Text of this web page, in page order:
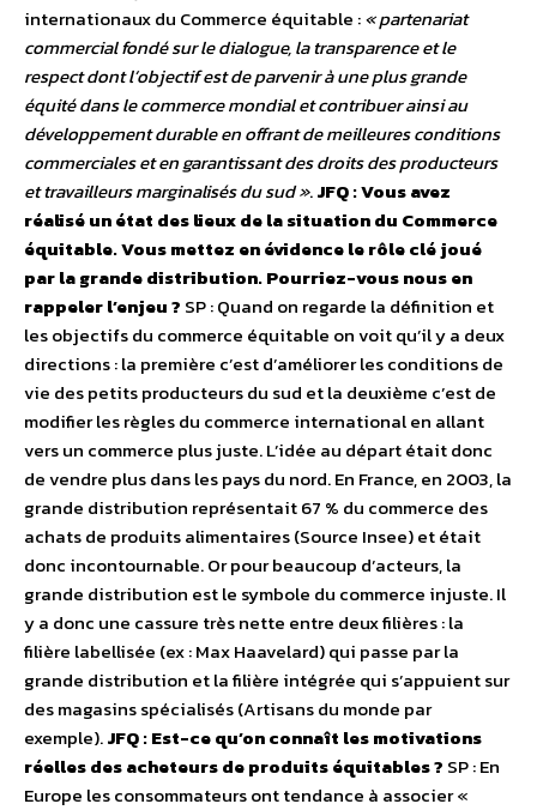
internationaux du Commerce équitable :« partenariat
commercial fondé sur le dialogue, la transparence et le
respect dont l’objectif est de parvenir à une plus grande
équité dans le commerce mondial et contribuer ainsi au
développement durable en offrant de meilleures conditions
commerciales et en garantissant des droits des producteurs
et travailleurs marginalisés du sud ».JFQ : Vous avez
réalisé un état des lieux de la situation du Commerce
équitable. Vous mettez en évidence le rôle clé joué
par la grande distribution. Pourriez-vous nous en
rappeler l’enjeu ? SP : Quand on regarde la définition et
les objectifs du commerce équitable on voit qu’il y a deux
directions : la première c’est d’améliorer les conditions de
vie des petits producteurs du sud et la deuxième c’est de
modifier les règles du commerce international en allant
vers un commerce plus juste. L’idée au départ était donc
de vendre plus dans les pays du nord. En France, en 2003, la
grande distribution représentait 67 % du commerce des
achats de produits alimentaires (Source Insee) et était
donc incontournable. Or pour beaucoup d’acteurs, la
grande distribution est le symbole du commerce injuste. Il
y a donc une cassure très nette entre deux filières : la
filière labellisée (ex : Max Haavelard) qui passe par la
grande distribution et la filière intégrée qui s’appuient sur
des magasins spécialisés (Artisans du monde par
exemple).JFQ : Est-ce qu’on connaît les motivations
réelles des acheteurs de produits équitables ? SP : En
Europe les consommateurs ont tendance à associer «